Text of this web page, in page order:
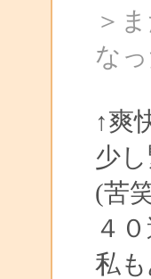
＞
な
↑爽
少
(苦
４
私